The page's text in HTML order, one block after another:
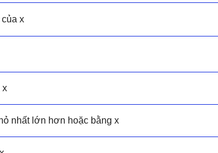
x
x
nhất lớn hơn hoặc bằng x